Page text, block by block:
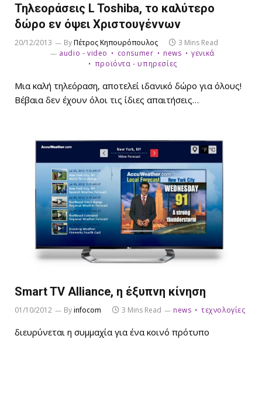
Τηλεοράσεις L Toshiba, το καλύτερο
δώρο εν όψει Χριστουγέννων
20/12/2013 ByΠέτρος Κηπουρόπουλος
3 Mins Read
audio - video
consumer news
γενικά
προϊόντα - υπηρεσίες
Μια καλή τηλεόραση, αποτελεί ιδανικό δώρο για όλους!
Βέβαια δεν έχουν όλοι τις ίδιες απαιτήσεις…
Smart TV Alliance, η έξυπνη κίνηση
01/10/2012 Byinfocom 3 Mins Read news τεχνολογίες
διευρύνεται η συμμαχία για ένα κοινό πρότυπο